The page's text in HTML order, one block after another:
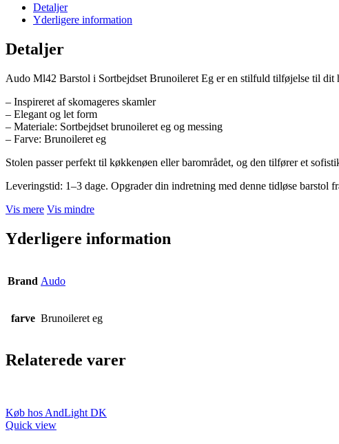
Detaljer
Yderligere information
Detaljer
Audo Ml42 Barstol i Sortbejdset Brunoileret Eg er en stilfuld tilføjelse til dit
– Inspireret af skomageres skamler
– Elegant og let form
– Materiale: Sortbejdset brunoileret eg og messing
– Farve: Brunoileret eg
Stolen passer perfekt til køkkenøen eller barområdet, og den tilfører et
Leveringstid: 1–3 dage. Opgrader din indretning med denne tidløse barstol
Vis mere Vis mindre
Yderligere information
Brand Audo
farve Brunoileret eg
Relaterede varer
Køb hos AndLight DK
Quick view